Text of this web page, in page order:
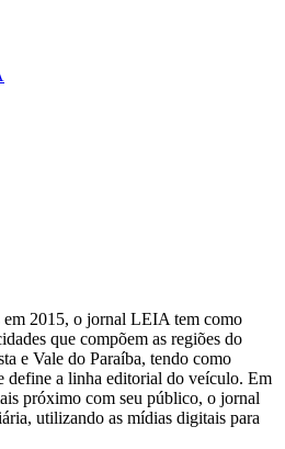
em 2015, o jornal LEIA tem como
que compõem as regiões do
e Vale do Paraíba, tendo como
define a linha editorial do veículo. Em
próximo com seu público, o jornal
utilizando as mídias digitais para